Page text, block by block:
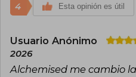
4 Esta opinión es útil
Usuario Anónimo
2026
Alchemised me cambio